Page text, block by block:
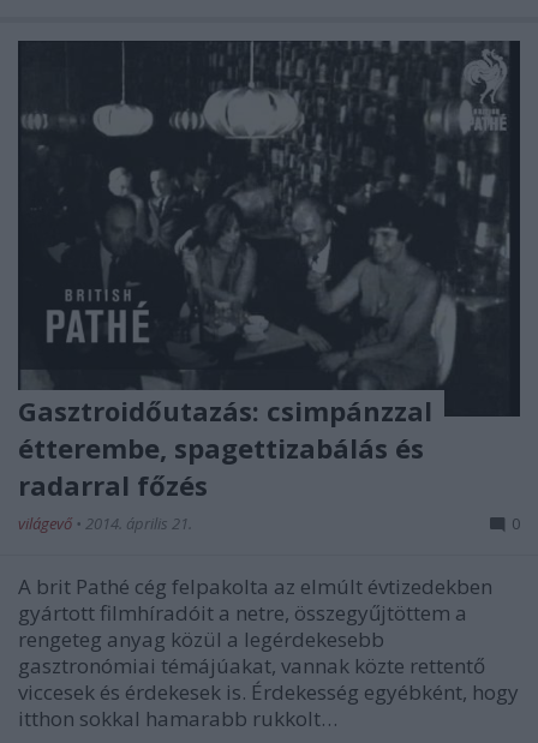
Gasztroidőutazás: csimpánzzal
étterembe, spagettizabálás és
radarral főzés
világevő • 2014. április 21. 0
A brit Pathé cég felpakolta az elmúlt évtizedekben
gyártott filmhíradóit a netre, összegyűjtöttem a
rengeteg anyag közül a legérdekesebb
gasztronómiai témájúakat, vannak közte rettentő
viccesek és érdekesek is. Érdekesség egyébként, hogy
itthon sokkal hamarabb rukkolt…